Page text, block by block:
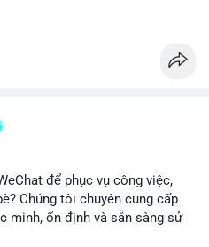
ưu đãi:
tiếng trực tuyến của bạn một
để phục vụ công việc,
Chúng tôi chuyên cung cấp
minh, ổn định và sẵn sàng sử